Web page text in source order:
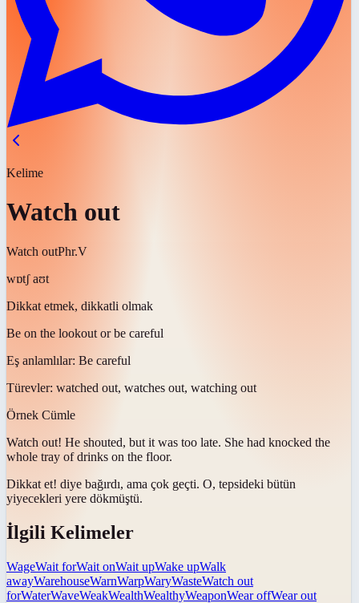
Kelime
Watch out
Watch outPhr.V
wɒtʃ aʊt
Dikkat etmek, dikkatli olmak
Be on the lookout or be careful
Eş anlamlılar: Be careful
Türevler: watched out, watches out, watching out
Örnek Cümle
Watch out! He shouted, but it was too late. She had knocked the
whole tray of drinks on the floor.
Dikkat et! diye bağırdı, ama çok geçti. O, tepsideki bütün
yiyecekleri yere dökmüştü.
İlgili Kelimeler
WageWait forWait onWait upWake upWalk
awayWarehouseWarnWarpWaryWasteWatch out
forWaterWaveWeakWealthWealthyWeaponWear offWear out